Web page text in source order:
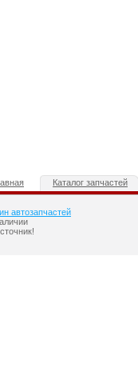
Каталог запчастей
автозапчастей